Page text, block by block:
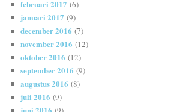
februari 2017 (6)
januari 2017 (9)
december 2016 (7)
november 2016 (12)
oktober 2016 (12)
september 2016 (9)
augustus 2016 (8)
juli 2016 (9)